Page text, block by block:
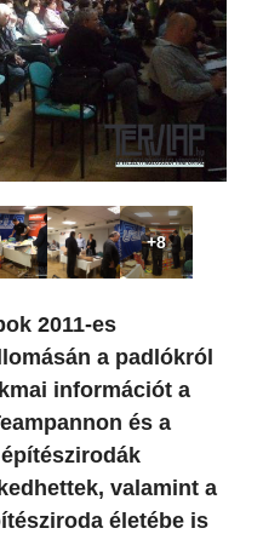
+8
2011-es
a padlókról
információt a
és a
valamint a
életébe is